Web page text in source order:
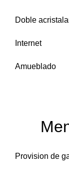
Doble
Internet
Amueblado
Provision de